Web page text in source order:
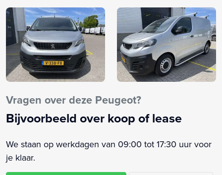
Buitenspiegels elektrisch verstel- en verwarmbaar
Centrale deurvergrendeling met afstandsbediening
Cruise control
Dakdraagsysteem
Elektrische ramen voor
Elektronisch Stabiliteits Programma
Lendesteunen (verstelbaar)
Metaalkleur
Parkeersensor achter
Radio
Vragen over deze Peugeot?
Bijvoorbeeld over koop of lease
We staan op werkdagen van 09:00 tot 17:30 uur voor
je klaar.